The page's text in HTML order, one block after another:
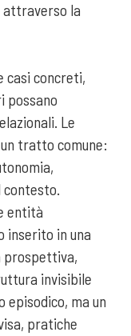
attraverso la
casi concreti,
possano
Le
tratto comune:
entità
inserito in una
prospettiva,
invisibile
episodico, ma un
pratiche